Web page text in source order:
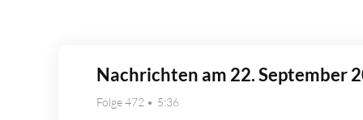
Nachrichten am 22. September
Folge 472 5:36